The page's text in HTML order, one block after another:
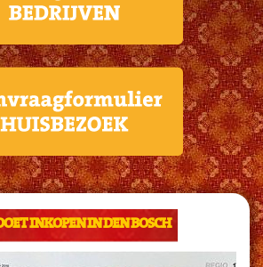
INKOPEN IN DEN BOSCH